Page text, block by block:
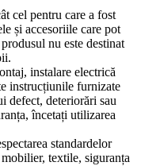
cel pentru care a fost
și accesoriile care pot
nu este destinat
instalare electrică
instrucțiunile furnizate
defect, deteriorări sau
încetați utilizarea
standardelor
textile, siguranța